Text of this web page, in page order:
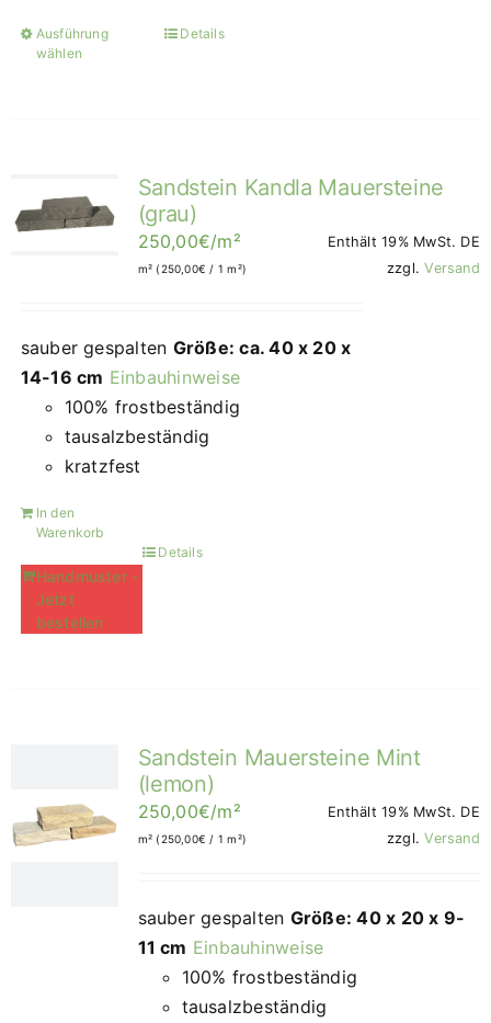
Ausführung
wählen
Dieses
auf.
Die
Optionen
können
Details
Sandstein Kandla Mauersteine
(grau)
250,00€/m² Enthält 19% MwSt. DE
m² (250,00€ / 1 m²) zzgl.Versand
sauber gespalten Größe: ca. 40 x 20 x
14-16 cm Einbauhinweise
100% frostbeständig
tausalzbeständig
kratzfest
In den
Warenkorb
Handmuster -
Jetzt
bestellen
Details
Sandstein Mauersteine Mint
(lemon)
250,00€/m² Enthält 19% MwSt. DE
m² (250,00€ / 1 m²) zzgl.Versand
sauber gespalten Größe: 40 x 20 x 9-
11 cm Einbauhinweise
100% frostbeständig
tausalzbeständig